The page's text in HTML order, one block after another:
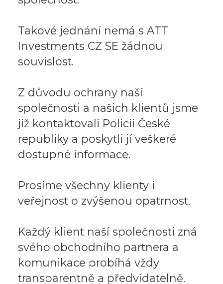
Takové jednání nemá s ATT
Investments CZ SE žádnou
souvislost.
Z důvodu ochrany naší
společnosti a našich klientů jsme
již kontaktovali Policii České
republiky a poskytli jí veškeré
dostupné informace.
Prosíme všechny klienty i
veřejnost o zvýšenou opatrnost.
Každý klient naší společnosti zná
svého obchodního partnera a
komunikace probíhá vždy
transparentně a předvídatelně.